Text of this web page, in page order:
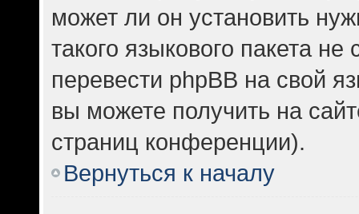
может ли он установить
такого языкового пакета
перевести phpBB на свой
вы можете получить на
страниц конференции).
Вернуться к началу